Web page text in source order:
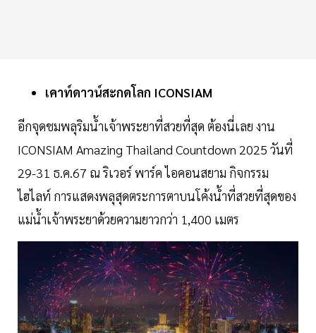
เคาท์ดาวน์สะกดโลก ICONSIAM
อีกจุดชมพลุริมน้ำเจ้าพระยาที่สวยที่สุด ต้องนี่เลย งาน
ICONSIAM Amazing Thailand Countdown 2025 วันที่
29-31 ธ.ค.67 ณ ริเวอร์ พาร์ค ไอคอนสยาม กิจกรรม
ไฮไลท์ การแสดงพลุสุดตระการตาบนโค้งน้ำที่สวยที่สุดของ
แม่น้ำเจ้าพระยาด้วยความยาวกว่า 1,400 เมตร